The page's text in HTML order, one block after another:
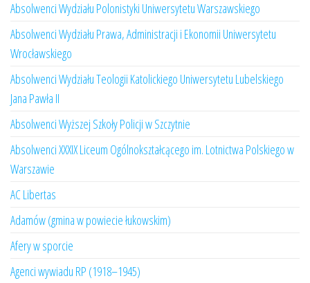
Absolwenci Wydziału Polonistyki Uniwersytetu Warszawskiego
Absolwenci Wydziału Prawa, Administracji i Ekonomii Uniwersytetu
Wrocławskiego
Absolwenci Wydziału Teologii Katolickiego Uniwersytetu Lubelskiego
Jana Pawła II
Absolwenci Wyższej Szkoły Policji w Szczytnie
Absolwenci XXXIX Liceum Ogólnokształcącego im. Lotnictwa Polskiego w
Warszawie
AC Libertas
Adamów (gmina w powiecie łukowskim)
Afery w sporcie
Agenci wywiadu RP (1918–1945)